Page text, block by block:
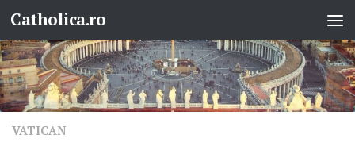
Skip to content
Catholica.ro
VATICAN